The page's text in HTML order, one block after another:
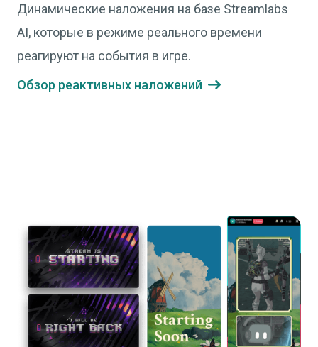
Динамические наложения на базе Streamlabs
AI, которые в режиме реального времени
реагируют на события в игре.
Обзор реактивных наложений 